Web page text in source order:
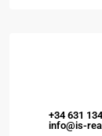
+34 631
info@is-